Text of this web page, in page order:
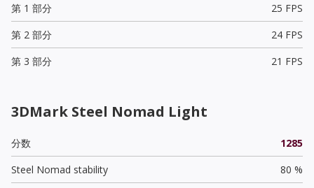
第 1 部分
25 FPS
第 2 部分
24 FPS
第 3 部分
21 FPS
3DMark Steel Nomad Light
分数
1285
Steel Nomad stability
80 %